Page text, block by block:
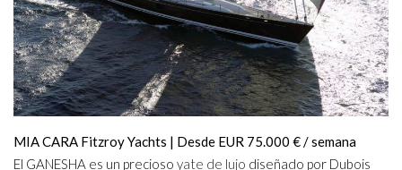
MIA CARA Fitzroy Yachts | Desde EUR 75.000 € / semana
El GANESHA es un precioso yate de lujo diseñado por Dubois